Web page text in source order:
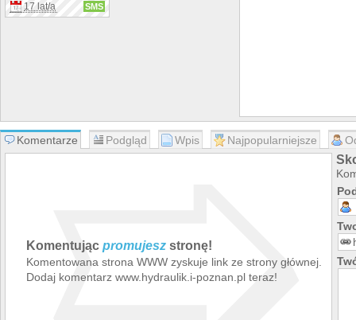
17 lat/a SMS
Komentarze Podgląd Wpis Najpopularniejsze
Komentując promujesz stronę!
Komentowana strona WWW zyskuje link ze strony głównej.
Dodaj komentarz www.hydraulik.i-poznan.pl teraz!